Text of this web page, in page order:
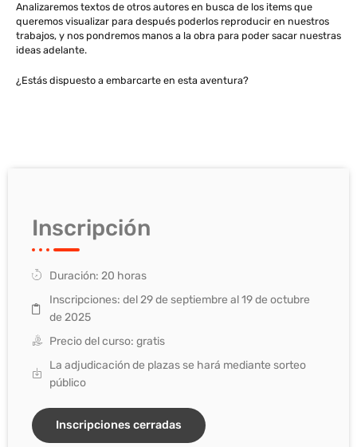
Analizaremos textos de otros autores en busca de los items que
queremos visualizar para después poderlos reproducir en nuestros
trabajos, y nos pondremos manos a la obra para poder sacar nuestras
ideas adelante.
¿Estás dispuesto a embarcarte en esta aventura?
Inscripción
Duración: 20 horas
Inscripciones: del 29 de septiembre al 19 de octubre
de 2025
Precio del curso: gratis
La adjudicación de plazas se hará mediante sorteo
público
Inscripciones cerradas